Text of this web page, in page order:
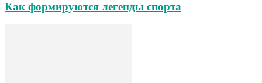
Как формируются легенды спорта